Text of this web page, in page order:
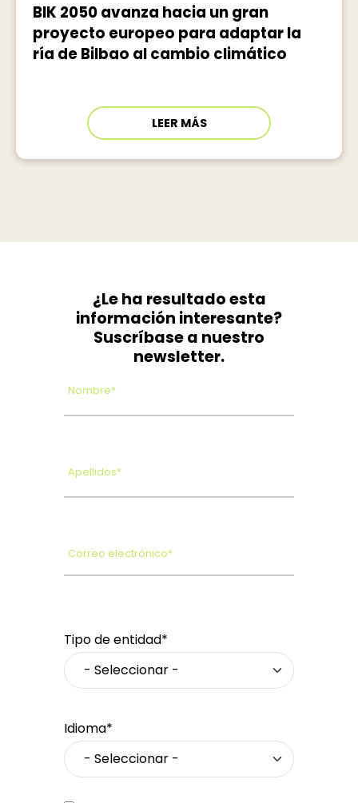
BIK 2050 avanza hacia un gran
proyecto europeo para adaptar la
ría de Bilbao al cambio climático
LEER MÁS
¿Le ha resultado esta
información interesante?
Suscríbase a nuestro
newsletter.
Nombre*
Apellidos*
Correo electrónico*
Tipo de entidad*
Idioma*